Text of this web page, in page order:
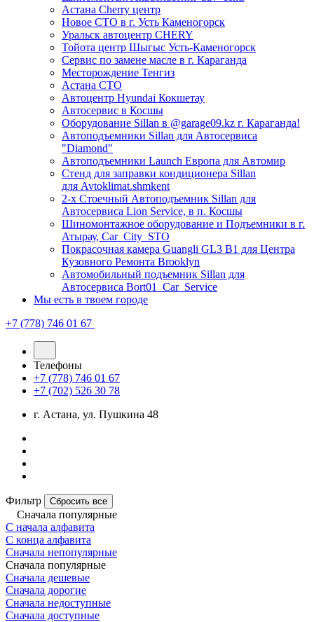
Астана Cherry центр
Новое СТО в г. Усть Каменогорск
Уральск автоцентр CHERY
Тойота центр Шыгыс Усть-Каменогорск
Сервис по замене масле в г. Караганда
Месторождение Тенгиз
Астана СТО
Автоцентр Hyundai Кокшетау
Автосервис в Косшы
Оборудование Sillan в @garage09.kz г. Караганда!
Автоподъемники Sillan для Автосервиса
"Diamond"
Автоподъемники Launch Европа для Автомир
Стенд для заправки кондиционера Sillan
для Avtoklimat.shmkent
2-х Стоечный Автоподъемник Sillan для
Автосервиса Lion Service, в п. Косшы
Шиномонтажное оборудование и Подъемники в г.
Атырау, Car_City_STO
Покрасочная камера Guangli GL3 B1 для Центра
Кузовного Ремонта Brooklyn
Автомобильный подъемник Sillan для
Автосервиса Bort01_Car_Service
Мы есть в твоем городе
+7 (778) 746 01 67
Телефоны
+7 (778) 746 01 67
+7 (702) 526 30 78
г. Астана, ул. Пушкина 48
Фильтр Сбросить все
Сначала популярные
С начала алфавита
С конца алфавита
Сначала непопулярные
Сначала популярные
Сначала дешевые
Сначала дорогие
Сначала недоступные
Сначала доступные